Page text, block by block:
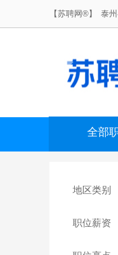
【苏聘网®】 泰
全部
地区类别
职位薪资